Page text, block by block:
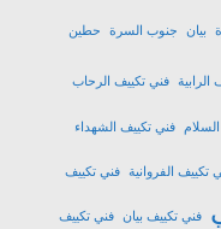
بيان جنوب السرة حطين
الرابية فني تكييف الرحاب
فني تكييف الشهداء
تكييف الفروانية فني تكييف
فني تكييف بيان فني تكييف